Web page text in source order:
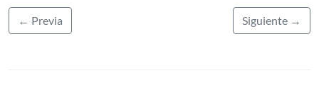
← Previa Siguiente →